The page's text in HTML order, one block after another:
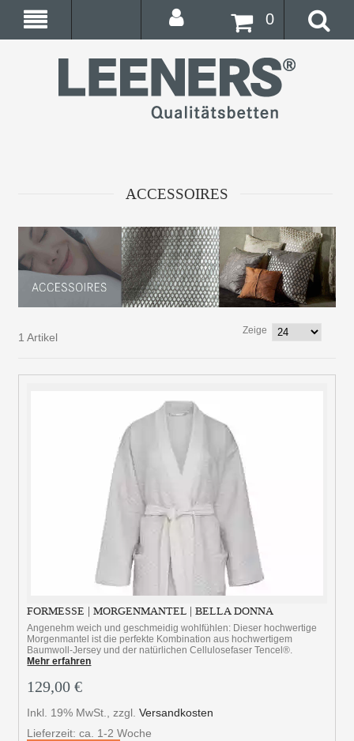
0
ACCESSOIRES
1 Artikel
Zeige
FORMESSE | MORGENMANTEL | BELLA DONNA
Angenehm weich und geschmeidig wohlfühlen: Dieser hochwertige
Morgenmantel ist die perfekte Kombination aus hochwertigem
Baumwoll-Jersey und der natürlichen Cellulosefaser Tencel®.
Mehr erfahren
129,00 €
Inkl. 19% MwSt. ,zzgl.Versandkosten
Lieferzeit: ca. 1-2 Woche